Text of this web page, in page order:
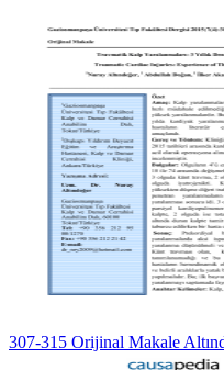
307-315 Orijinal Makale